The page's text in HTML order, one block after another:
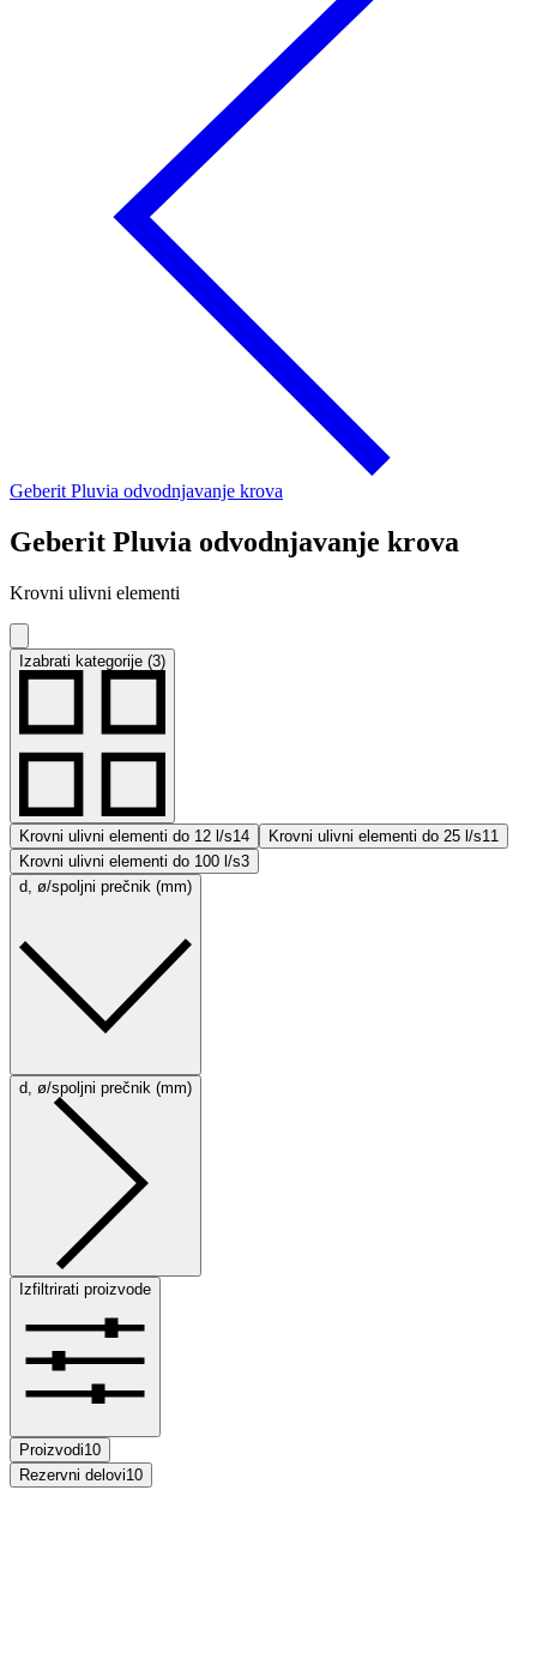
Geberit Pluvia odvodnjavanje krova
Geberit Pluvia odvodnjavanje krova
Krovni ulivni elementi
Izabrati kategorije (3)
Krovni ulivni elementi do 12 l/s14 Krovni ulivni elementi do 25 l/s11
Krovni ulivni elementi do 100 l/s3
d, ø/spoljni prečnik (mm)
d, ø/spoljni prečnik (mm)
Izfiltrirati proizvode
Proizvodi10
Rezervni delovi10